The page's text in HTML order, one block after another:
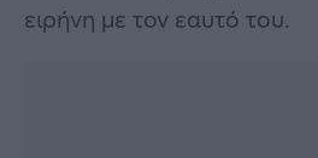
ειρήνη με τον εαυτό του.